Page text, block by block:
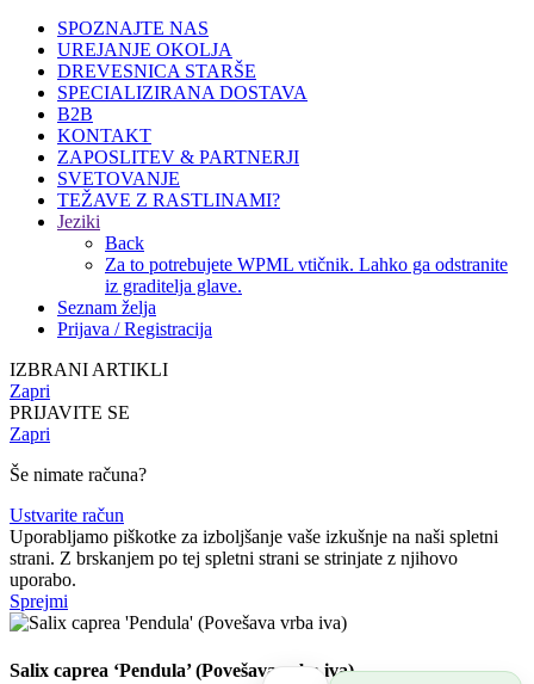
SPOZNAJTE NAS
UREJANJE OKOLJA
DREVESNICA STARŠE
SPECIALIZIRANA DOSTAVA
B2B
KONTAKT
ZAPOSLITEV & PARTNERJI
SVETOVANJE
TEŽAVE Z RASTLINAMI?
Jeziki
Back
Za to potrebujete WPML vtičnik. Lahko ga odstranite
iz graditelja glave.
Seznam želja
Prijava / Registracija
IZBRANI ARTIKLI
Zapri
PRIJAVITE SE
Zapri
Še nimate računa?
Ustvarite račun
Uporabljamo piškotke za izboljšanje vaše izkušnje na naši spletni
strani. Z brskanjem po tej spletni strani se strinjate z njihovo
uporabo.
Sprejmi
Salix caprea ‘Pendula’ (Povešava vrba iva)